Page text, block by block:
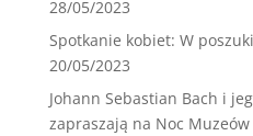
28/05/2023
Spotkanie kobiet: W
20/05/2023
Johann Sebastian Bach i
zapraszają na Noc Muzeów